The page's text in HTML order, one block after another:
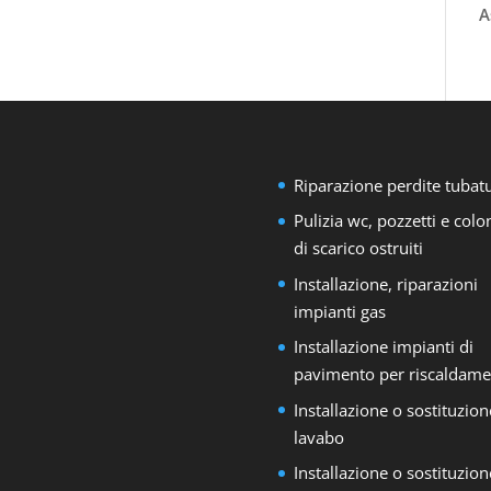
Riparazione perdite
Pulizia wc, pozzetti e
di scarico ostruiti
Installazione, riparazioni
impianti gas
Installazione impianti di
pavimento per
Installazione o
lavabo
Installazione o